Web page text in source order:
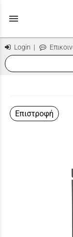
menu
Login |
Επιστροφή